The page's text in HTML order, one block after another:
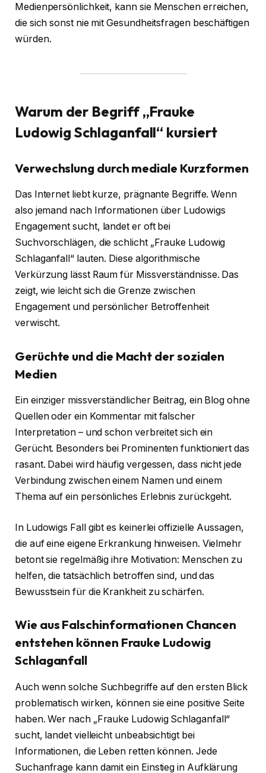
Medienpersönlichkeit, kann sie Menschen erreichen,
die sich sonst nie mit Gesundheitsfragen beschäftigen
würden.
Warum der Begriff „Frauke
Ludowig Schlaganfall“ kursiert
Verwechslung durch mediale Kurzformen
Das Internet liebt kurze, prägnante Begriffe. Wenn
also jemand nach Informationen über Ludowigs
Engagement sucht, landet er oft bei
Suchvorschlägen, die schlicht „Frauke Ludowig
Schlaganfall“ lauten. Diese algorithmische
Verkürzung lässt Raum für Missverständnisse. Das
zeigt, wie leicht sich die Grenze zwischen
Engagement und persönlicher Betroffenheit
verwischt.
Gerüchte und die Macht der sozialen
Medien
Ein einziger missverständlicher Beitrag, ein Blog ohne
Quellen oder ein Kommentar mit falscher
Interpretation – und schon verbreitet sich ein
Gerücht. Besonders bei Prominenten funktioniert das
rasant. Dabei wird häufig vergessen, dass nicht jede
Verbindung zwischen einem Namen und einem
Thema auf ein persönliches Erlebnis zurückgeht.
In Ludowigs Fall gibt es keinerlei offizielle Aussagen,
die auf eine eigene Erkrankung hinweisen. Vielmehr
betont sie regelmäßig ihre Motivation: Menschen zu
helfen, die tatsächlich betroffen sind, und das
Bewusstsein für die Krankheit zu schärfen.
Wie aus Falschinformationen Chancen
entstehen können Frauke Ludowig
Schlaganfall
Auch wenn solche Suchbegriffe auf den ersten Blick
problematisch wirken, können sie eine positive Seite
haben. Wer nach „Frauke Ludowig Schlaganfall“
sucht, landet vielleicht unbeabsichtigt bei
Informationen, die Leben retten können. Jede
Suchanfrage kann damit ein Einstieg in Aufklärung